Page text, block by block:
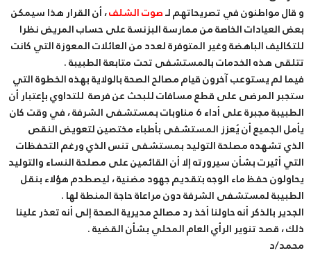
و قال مواطنون في تصريحاتهم لـصوت الشلف، أن القرار هذا سيمكن
بعض العيادات الخاصة من ممارسة البزنسة على حساب المريض نظرا
للتكاليف الباهضة وغير المتوفرة لعدد من العائلات المعوزة التي كانت
تتلقى هذه الخدمات بالمستشفى تحت متابعة الطبيبة .
فيما لم يستوعب آخرون قيام مصالح الصحة بالولاية بهذه الخطوة التي
ستجبر المرضى على قطع مسافات للبحث عن فرصة للتداوي بإعتبار أن
الطبيبة مجبرة على أداء 6 مناوبات بمستشفى الشرفة ، في وقت كان
يأمل الجميع أن يُعزز المستشفى بأطباء مختصين لتعويض النقص
الذي تشهده مصلحة التوليد بمستشفى تنس الذي ورغم التحفظات
التي أثيرت بشأن سيرورته إلا أن القائمين على مصلحة النساء والتوليد
يحاولون حفظ ماء الوجه بتقديم جهود مضنية ، ليصطدم هؤلاء بنقل
الطبيبة لمستشفى الشرفة دون مراعاة حاجة المنطة لها .
الجدير بالذكر أنه حاولنا أخذ رد مصالح مديرية الصحة إلى أنه تعذر علينا
ذلك ، قصد تنوير الرأي العام المحلي بشأن القضية .
محمد/د